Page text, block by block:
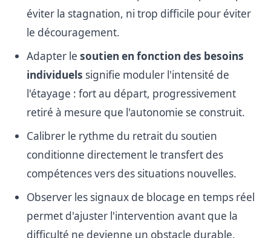
éviter la stagnation, ni trop difficile pour éviter
le découragement.
Adapter le soutien en fonction des besoins
individuels signifie moduler l'intensité de
l'étayage : fort au départ, progressivement
retiré à mesure que l'autonomie se construit.
Calibrer le rythme du retrait du soutien
conditionne directement le transfert des
compétences vers des situations nouvelles.
Observer les signaux de blocage en temps réel
permet d'ajuster l'intervention avant que la
difficulté ne devienne un obstacle durable.